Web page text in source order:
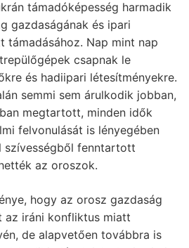
támadóképesség harmadik
gazdaságának és ipari
támadásához. Nap mint nap
csapnak le
és hadiipari létesítményekre.
semmi sem árulkodik jobban,
megtartott, minden idők
felvonulását is lényegében
szívességből fenntartott
az oroszok.
hogy az orosz gazdaság
az iráni konfliktus miatt
de alapvetően továbbra is